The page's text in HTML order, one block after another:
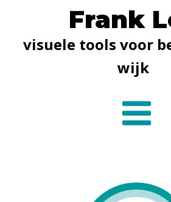
Frank
visuele tools voor
wijk